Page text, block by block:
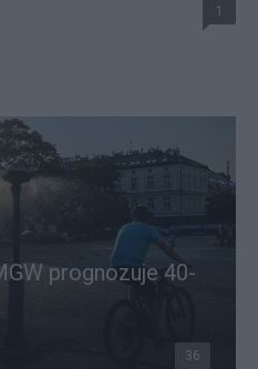
1
prognozuje 40-
36